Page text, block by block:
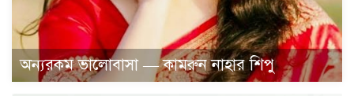
অন্যরকম ভালোবাসা — কামরুন নাহার শিপু